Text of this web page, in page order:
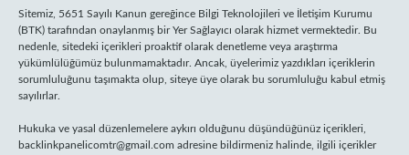
Sitemiz, 5651 Sayılı Kanun gereğince Bilgi Teknolojileri ve İletişim Kurumu
(BTK) tarafından onaylanmış bir Yer Sağlayıcı olarak hizmet vermektedir. Bu
nedenle, sitedeki içerikleri proaktif olarak denetleme veya araştırma
yükümlülüğümüz bulunmamaktadır. Ancak, üyelerimiz yazdıkları içeriklerin
sorumluluğunu taşımakta olup, siteye üye olarak bu sorumluluğu kabul etmiş
sayılırlar.
Hukuka ve yasal düzenlemelere aykırı olduğunu düşündüğünüz içerikleri,
backlinkpanelicomtr@gmail.com adresine bildirmeniz halinde, ilgili içerikler